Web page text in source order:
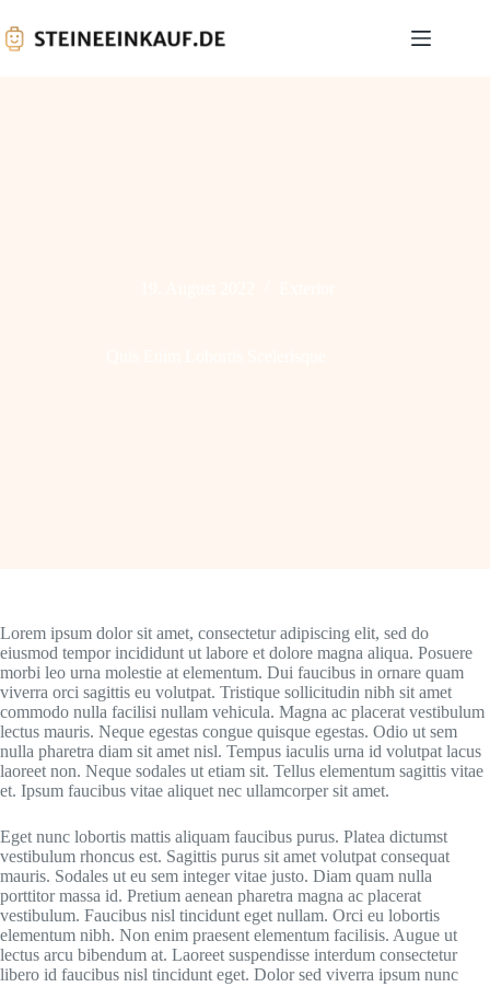
Lorem ipsum dolor sit amet, consectetur adipiscing elit, sed do
eiusmod tempor incididunt ut labore et dolore magna aliqua. Posuere
morbi leo urna molestie at elementum. Dui faucibus in ornare quam
viverra orci sagittis eu volutpat. Tristique sollicitudin nibh sit amet
commodo nulla facilisi nullam vehicula. Magna ac placerat vestibulum
lectus mauris. Neque egestas congue quisque egestas. Odio ut sem
nulla pharetra diam sit amet nisl. Tempus iaculis urna id volutpat lacus
laoreet non. Neque sodales ut etiam sit. Tellus elementum sagittis vitae
et. Ipsum faucibus vitae aliquet nec ullamcorper sit amet.
Eget nunc lobortis mattis aliquam faucibus purus. Platea dictumst
vestibulum rhoncus est. Sagittis purus sit amet volutpat consequat
mauris. Sodales ut eu sem integer vitae justo. Diam quam nulla
porttitor massa id. Pretium aenean pharetra magna ac placerat
vestibulum. Faucibus nisl tincidunt eget nullam. Orci eu lobortis
elementum nibh. Non enim praesent elementum facilisis. Augue ut
lectus arcu bibendum at. Laoreet suspendisse interdum consectetur
libero id faucibus nisl tincidunt eget. Dolor sed viverra ipsum nunc